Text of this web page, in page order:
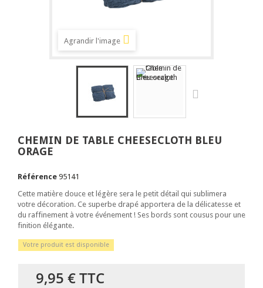
Agrandir l'image
CHEMIN DE TABLE CHEESECLOTH BLEU
ORAGE
Référence 95141
Cette matière douce et légère sera le petit détail qui sublimera
votre décoration. Ce superbe drapé apportera de la délicatesse et
du raffinement à votre événement ! Ses bords sont cousus pour une
finition élégante.
Votre produit est disponible
9,95 €TTC